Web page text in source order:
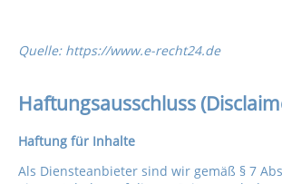
Quelle: https://www.e-recht24.de
Haftungsausschluss
Haftung für Inhalte
Als Diensteanbieter sind wir gemäß § 7